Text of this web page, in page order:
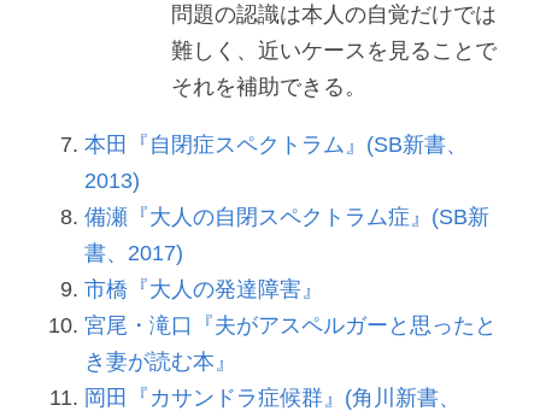
問題の認識は本人の自覚だけでは
難しく、近いケースを見ることで
それを補助できる。
本田『自閉症スペクトラム』(SB新書、
2013)
備瀬『大人の自閉スペクトラム症』(SB新
書、2017)
市橋『大人の発達障害』
宮尾・滝口『夫がアスペルガーと思ったと
き妻が読む本』
岡田『カサンドラ症候群』(角川新書、